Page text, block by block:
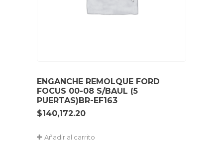
ENGANCHE REMOLQUE FORD
FOCUS 00-08 S/BAUL (5
PUERTAS)BR-EF163
$140,172.20
Añadir al carrito